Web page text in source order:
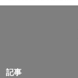
記事